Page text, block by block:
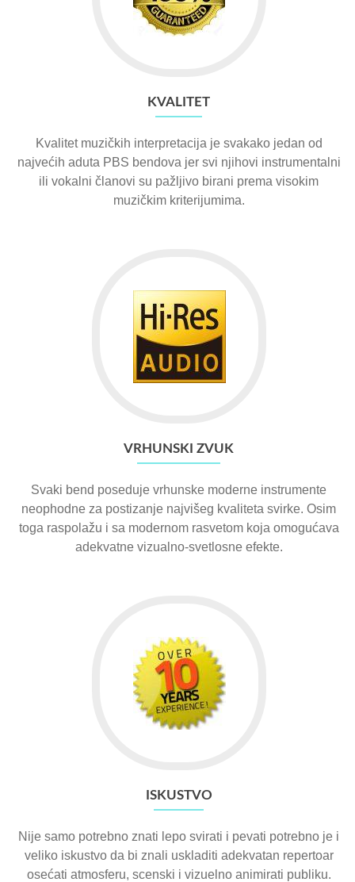
KVALITET
Kvalitet muzičkih interpretacija je svakako jedan od
najvećih aduta PBS bendova jer svi njihovi instrumentalni
ili vokalni članovi su pažljivo birani prema visokim
muzičkim kriterijumima.
VRHUNSKI ZVUK
Svaki bend poseduje vrhunske moderne instrumente
neophodne za postizanje najvišeg kvaliteta svirke. Osim
toga raspolažu i sa modernom rasvetom koja omogućava
adekvatne vizualno-svetlosne efekte.
ISKUSTVO
Nije samo potrebno znati lepo svirati i pevati potrebno je i
veliko iskustvo da bi znali uskladiti adekvatan repertoar
osećati atmosferu, scenski i vizuelno animirati publiku.